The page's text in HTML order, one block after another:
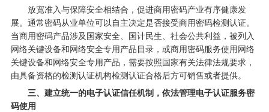
放宽准入与保障安全相结合，促进商用密码产业有序健康发
展。通常密码从业单位可以自主决定是否接受商用密码检测认证。
当商用密码产品涉及国家安全、国计民生、社会公共利益，被列入
网络关键设备和网络安全专用产品目录，或商用密码服务使用网络
关键设备和网络安全专用产品，需要按照国家有关法律法规要求，
由具备资格的检测认证机构检测认证合格后方可销售或者提供。
三、建立统一的电子认证信任机制，依法管理电子认证服务密
码使用